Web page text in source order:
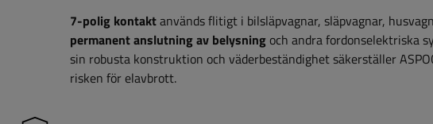
7-polig kontaktanvänds flitigt i bilsläpvagnar, släpvagnar,
permanent anslutning av belysning och andra fordonselektriska
sin robusta konstruktion och väderbeständighet säkerställer
risken för elavbrott.